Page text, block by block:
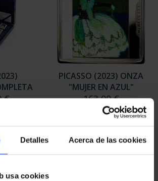
Detalles Acerca de las cookies
usa cookies
€
PICASSO (2023) ONZA
"MUJER EN AZUL"
163,00 €